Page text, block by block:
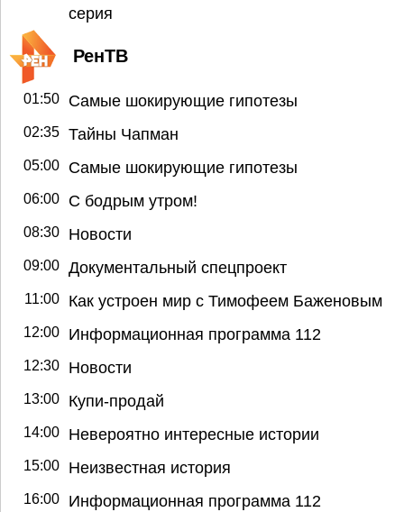
серия
РенТВ
01:50 Самые шокирующие гипотезы
02:35 Тайны Чапман
05:00 Самые шокирующие гипотезы
06:00 С бодрым утром!
08:30 Новости
09:00 Документальный спецпроект
11:00 Как устроен мир с Тимофеем Баженовым
12:00 Информационная программа 112
12:30 Новости
13:00 Купи-продай
14:00 Невероятно интересные истории
15:00 Неизвестная история
16:00 Информационная программа 112